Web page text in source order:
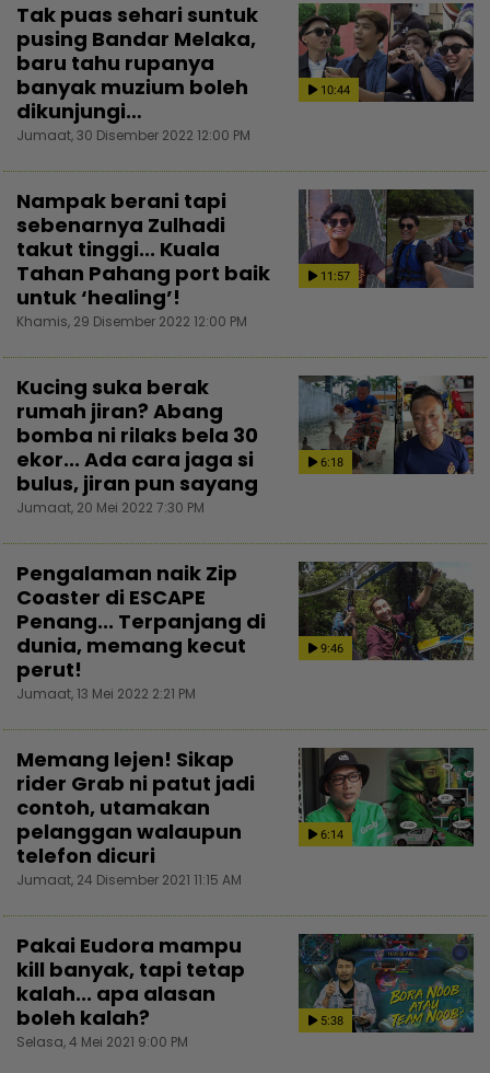
10:44
Tak puas sehari suntuk
pusing Bandar Melaka,
baru tahu rupanya
banyak muzium boleh
dikunjungi…
Jumaat, 30 Disember 2022 12:00 PM
11:57
Nampak berani tapi
sebenarnya Zulhadi
takut tinggi... Kuala
Tahan Pahang port baik
untuk ‘healing’!
Khamis, 29 Disember 2022 12:00 PM
6:18
Kucing suka berak
rumah jiran? Abang
bomba ni rilaks bela 30
ekor... Ada cara jaga si
bulus, jiran pun sayang
Jumaat, 20 Mei 2022 7:30 PM
9:46
Pengalaman naik Zip
Coaster di ESCAPE
Penang... Terpanjang di
dunia, memang kecut
perut!
Jumaat, 13 Mei 2022 2:21 PM
6:14
Memang lejen! Sikap
rider Grab ni patut jadi
contoh, utamakan
pelanggan walaupun
telefon dicuri
Jumaat, 24 Disember 2021 11:15 AM
5:38
Pakai Eudora mampu
kill banyak, tapi tetap
kalah... apa alasan
boleh kalah?
Selasa, 4 Mei 2021 9:00 PM